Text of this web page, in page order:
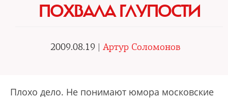
ПОХВАЛА ГЛУПОСТИ
2009.08.19 | Артур Соломонов
Плохо дело. Не понимают юмора московские